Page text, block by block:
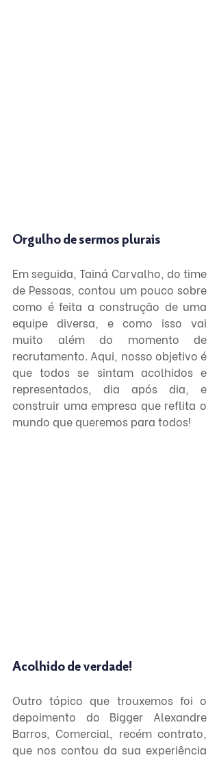
Orgulho de sermos plurais
Em seguida, Tainá Carvalho, do time
de Pessoas, contou um pouco sobre
como é feita a construção de uma
equipe diversa, e como isso vai
muito além do momento de
recrutamento. Aqui, nosso objetivo é
que todos se sintam acolhidos e
representados, dia após dia, e
construir uma empresa que reflita o
mundo que queremos para todos!
Acolhido de verdade!
Outro tópico que trouxemos foi o
depoimento do Bigger Alexandre
Barros, Comercial, recém contrato,
que nos contou da sua experiência